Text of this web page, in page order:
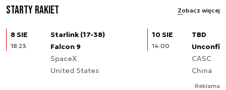
Starty rakiet Zobacz więcej
8 SIE
18:23
Starlink (17-38)
Falcon 9
SpaceX
United States
10 SIE
14:00
TBD
CASC
China
Reklama